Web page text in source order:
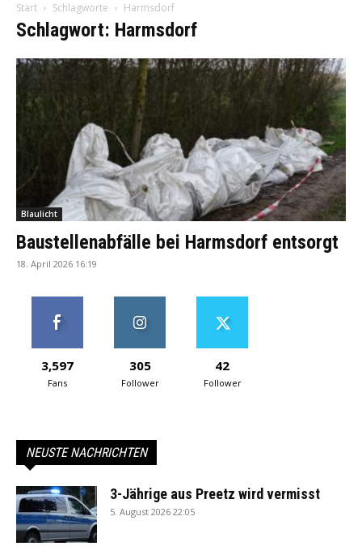
Start Schlagworte Harmsdorf
Schlagwort: Harmsdorf
Blaulicht
Baustellenabfälle bei Harmsdorf entsorgt
18. April 2026 16:19
3,597
Fans
305
Follower
42
Follower
NEUSTE NACHRICHTEN
3-Jährige aus Preetz wird vermisst
5. August 2026 22:05